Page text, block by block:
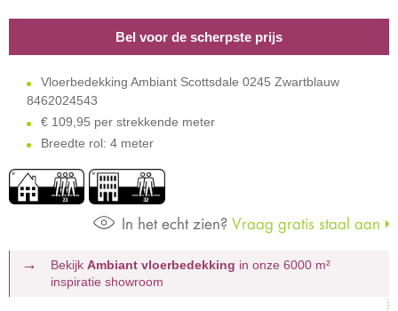
Bel voor de scherpste prijs
Vloerbedekking Ambiant Scottsdale 0245 Zwartblauw
8462024543
€ 109,95 per strekkende meter
Breedte rol: 4 meter
In het echt zien? Vraag gratis staal aan
Bekijk Ambiant vloerbedekking in onze 6000 m²
inspiratie showroom